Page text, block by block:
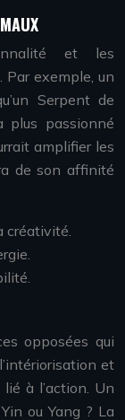
et les
Par exemple, un
Serpent de
plus passionné
amplifier les
de son affinité
créativité.
opposées qui
et
à l’action. Un
ou Yang ? La